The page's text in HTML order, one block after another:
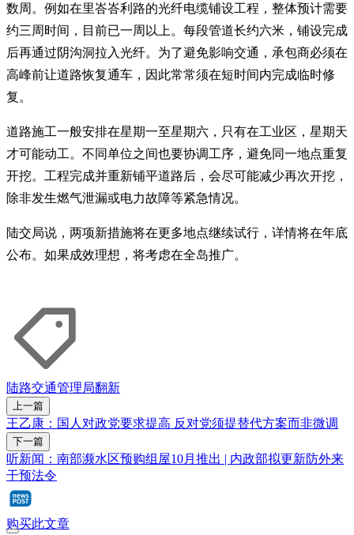
数周。例如在里峇峇利路的光纤电缆铺设工程，整体预计需要
约三周时间，目前已一周以上。每段管道长约六米，铺设完成
后再通过阴沟洞拉入光纤。为了避免影响交通，承包商必须在
高峰前让道路恢复通车，因此常常须在短时间内完成临时修
复。
道路施工一般安排在星期一至星期六，只有在工业区，星期天
才可能动工。不同单位之间也要协调工序，避免同一地点重复
开挖。工程完成并重新铺平道路后，会尽可能减少再次开挖，
除非发生燃气泄漏或电力故障等紧急情况。
陆交局说，两项新措施将在更多地点继续试行，详情将在年底
公布。如果成效理想，将考虑在全岛推广。
陆路交通管理局翻新
上一篇
王乙康：国人对政党要求提高 反对党须提替代方案而非微调
下一篇
听新闻：南部濒水区预购组屋10月推出 | 内政部拟更新防外来
干预法令
购买此文章